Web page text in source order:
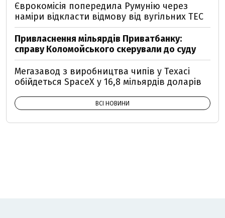
Єврокомісія попередила Румунію через
наміри відкласти відмову від вугільних ТЕС
Привласнення мільярдів Приватбанку:
справу Коломойського скерували до суду
Мегазавод з виробництва чипів у Техасі
обійдеться SpaceX у 16,8 мільярдів доларів
ВСІ НОВИНИ